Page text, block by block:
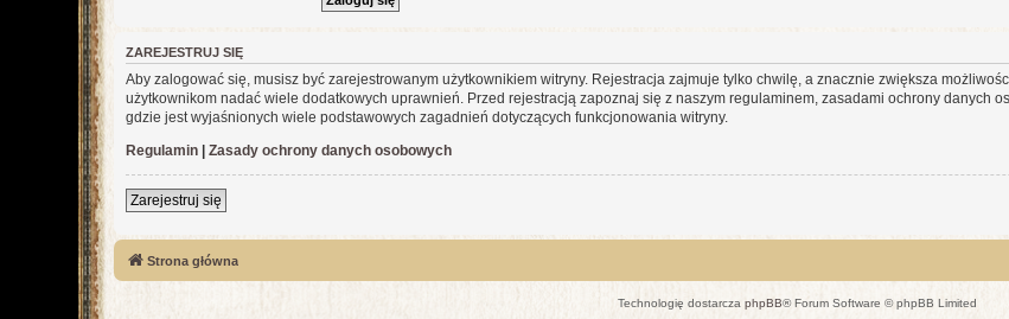
ZAREJESTRUJ SIĘ
Aby zalogować się, musisz być zarejestrowanym użytkownikiem witryny. Rejestracja zajmuje tylko chwilę, a znacznie zwiększa
użytkownikom nadać wiele dodatkowych uprawnień. Przed rejestracją zapoznaj się z naszym regulaminem, zasadami ochrony danych
gdzie jest wyjaśnionych wiele podstawowych zagadnień dotyczących funkcjonowania witryny.
Regulamin
Zasady ochrony danych osobowych
Zarejestruj się
Strona główna
Technologię dostarcza phpBB® Forum Software © phpBB Limited